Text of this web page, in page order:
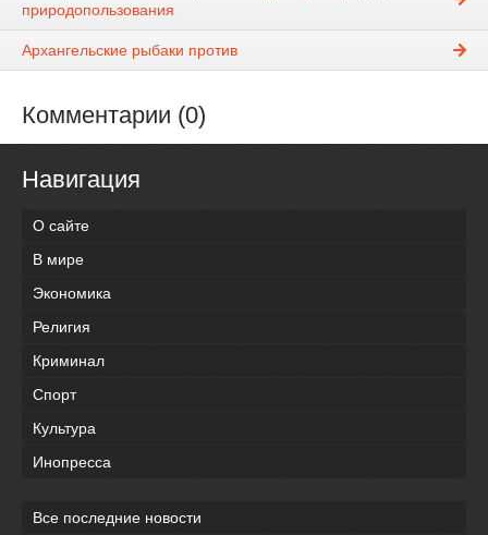
природопользования
Архангельские рыбаки против
Комментарии (0)
Навигация
О сайте
В мире
Экономика
Религия
Криминал
Спорт
Культура
Инопресса
Все последние новости